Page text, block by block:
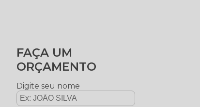
FAÇA UM
ORÇAMENTO
Digite seu nome